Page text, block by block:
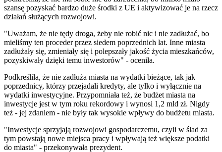
szansę pozyskać bardzo duże środki z UE i aktywizować je na rzecz
działań służących rozwojowi.
"Uważam, że nie tędy droga, żeby nie robić nic i nie zadłużać, bo
mieliśmy ten proceder przez siedem poprzednich lat. Inne miasta
zadłużały się, zmieniały się i polepszały jakość życia mieszkańców,
pozyskiwały dzięki temu inwestorów" - oceniła.
Podkreśliła, że nie zadłuża miasta na wydatki bieżące, tak jak
poprzednicy, którzy przejadali kredyty, ale tylko i wyłącznie na
wydatki inwestycyjne. Przypomniała też, że budżet miasta na
inwestycje jest w tym roku rekordowy i wynosi 1,2 mld zł. Nigdy
też - jej zdaniem - nie były tak wysokie wpływy do budżetu miasta.
"Inwestycje sprzyjają rozwojowi gospodarczemu, czyli w ślad za
tym powstają nowe miejsca pracy i wpływają też większe podatki
do miasta" - przekonywała prezydent.